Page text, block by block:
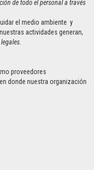
de todo el personal a través
el medio ambiente y
actividades generan,
proveedores
donde nuestra organización